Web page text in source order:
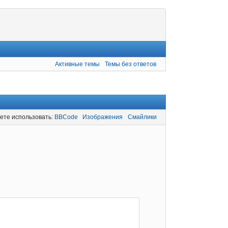
Активные темы Темы без ответов
использовать: BBCode Изображения Смайлики